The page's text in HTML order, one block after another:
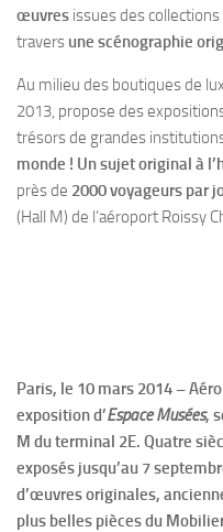
œuvres issues des collections
travers une scénographie
Au milieu des boutiques de
2013, propose des
trésors de grandes
monde ! Un sujet original à
près de 2000 voyageurs par
(Hall M) de l‘aéroport Roissy
Paris, le 10 mars 2014 –
exposition d’Espace Musées,
M du terminal 2E. Quatre
exposés jusqu’au 7
d’œuvres originales,
plus belles pièces du